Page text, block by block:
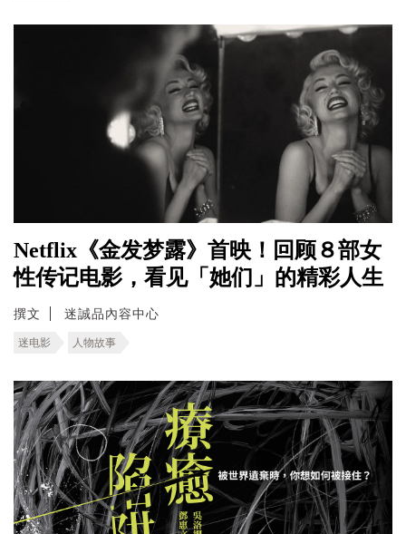
Netflix《金发梦露》首映！回顾８部女
性传记电影，看见「她们」的精彩人生
撰文 迷誠品內容中心
迷电影 人物故事